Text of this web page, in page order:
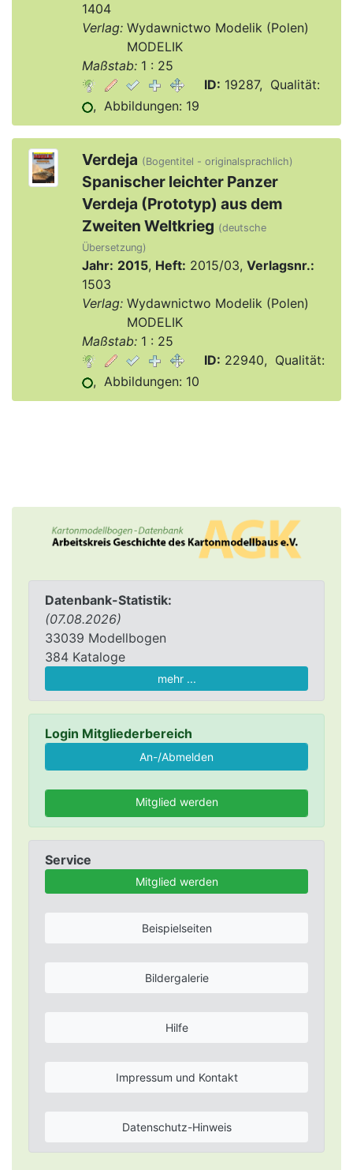
Datenbank-Statistik:
(07.08.2026)
33039 Modellbogen
384 Kataloge
mehr ...
Login Mitgliederbereich
Mitglied werden
Service
Mitglied werden
Beispielseiten
Bildergalerie
Hilfe
Impressum und Kontakt
Datenschutz-Hinweis
1404
Verlag:Wydawnictwo Modelik (Polen)
MODELIK
Maßstab:1 : 25
ID: 19287, Qualität:
, Abbildungen: 19
Verdeja (Bogentitel - originalsprachlich)
Spanischer leichter Panzer
Verdeja (Prototyp) aus dem
Zweiten Weltkrieg (deutsche
Übersetzung)
Jahr: 2015, Heft: 2015/03, Verlagsnr.:
1503
Verlag:Wydawnictwo Modelik (Polen)
MODELIK
Maßstab:1 : 25
ID: 22940, Qualität:
, Abbildungen: 10